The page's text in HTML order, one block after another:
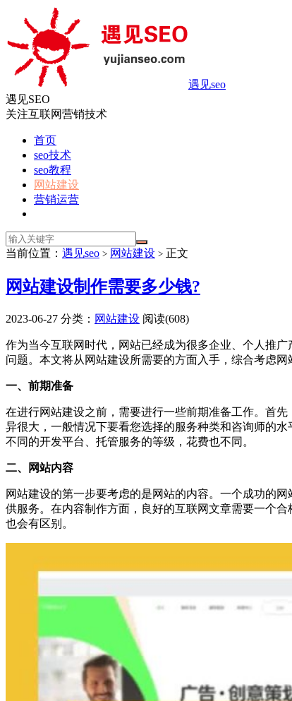
遇见seo
遇见SEO
关注互联网营销技术
首页
seo技术
seo教程
网站建设
营销运营
当前位置： 遇见seo > 网站建设 > 正文
网站建设制作需要多少钱?
2023-06-27 分类： 网站建设 阅读(608)
作为当今互联网时代，网站已经成为很多企业、个人推
问题。本文将从网站建设所需要的方面入手，综合考虑
一、前期准备
在进行网站建设之前，需要进行一些前期准备工作。首
异很大，一般情况下要看您选择的服务种类和咨询师的
不同的开发平台、托管服务的等级，花费也不同。
二、网站内容
网站建设的第一步要考虑的是网站的内容。一个成功的
供服务。在内容制作方面，良好的互联网文章需要一个
也会有区别。